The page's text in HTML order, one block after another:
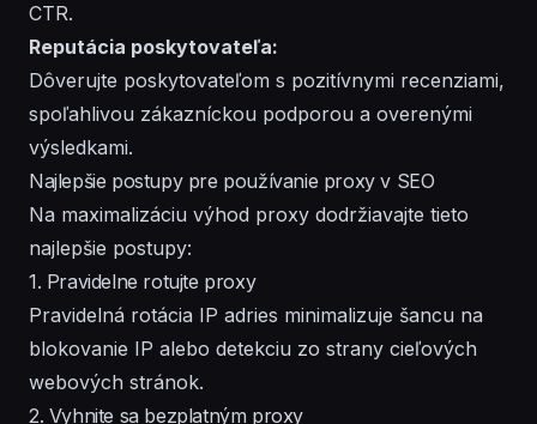
CTR.
Reputácia poskytovateľa:
Dôverujte poskytovateľom s pozitívnymi recenziami,
spoľahlivou zákazníckou podporou a overenými
výsledkami.
Najlepšie postupy pre používanie proxy v SEO
Na maximalizáciu výhod proxy dodržiavajte tieto
najlepšie postupy:
1. Pravidelne rotujte proxy
Pravidelná rotácia IP adries minimalizuje šancu na
blokovanie IP alebo detekciu zo strany cieľových
webových stránok.
2. Vyhnite sa bezplatným proxy